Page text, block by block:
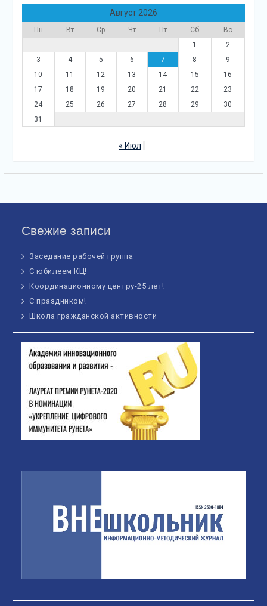
Август 2026
Пн Вт Ср Чт Пт Сб
Вс
1
2
3
4 5 6 7 8
9
10
11 12 13 14 15
16
17
18 19 20 21 22
23
24
25 26 27 28 29
30
31
« Июл
Свежие записи
Заседание рабочей группа
С юбилеем КЦ!
Координационному центру-25 лет!
С праздником!
Школа гражданской активности